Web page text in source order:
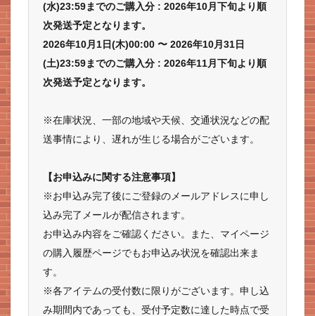
(水)23:59までのご購入分 : 2026年10月下旬より順
次発送予定となります。
2026年10月1日(木)00:00 〜 2026年10月31日
(土)23:59までのご購入分 : 2026年11月下旬より順
次発送予定となります。
※在庫状況、一部の地域や天候、交通状況などの配
送事情により、遅れが生じる場合がございます。
【お申込みに関する注意事項】
※お申込み完了後にご登録のメールアドレスに申し
込み完了メールが配信されます。
お申込み内容をご確認ください。また、マイページ
の購入履歴ページでもお申込み状況を確認出来ま
す。
※各アイテムの受付数に限りがございます。申し込
み期間内であっても、受付予定数に達した時点で受